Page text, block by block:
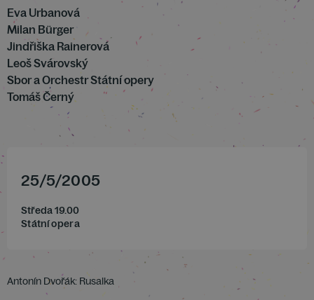
Eva Urbanová
Milan Bürger
Jindřiška Rainerová
Leoš Svárovský
Sbor a Orchestr Státní opery
Tomáš Černý
25/5/2005
Středa 19.00
Státní opera
Antonín Dvořák: Rusalka